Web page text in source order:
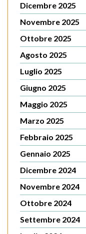
Dicembre 2025
Novembre 2025
Ottobre 2025
Agosto 2025
Luglio 2025
Giugno 2025
Maggio 2025
Marzo 2025
Febbraio 2025
Gennaio 2025
Dicembre 2024
Novembre 2024
Ottobre 2024
Settembre 2024